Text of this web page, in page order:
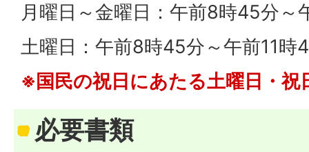
月曜日～金曜日：午前8時45分～
土曜日：午前8時45分～午前11時
※国民の祝日にあたる土曜日・祝
必要書類